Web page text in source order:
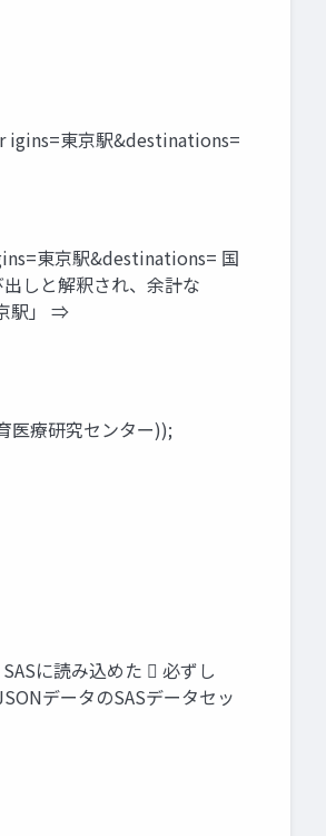
igins=東京駅&destinations=
東京駅&destinations= 国
しと解釈され、余計な
駅」 ⇒
療研究センター));
に読み込めた  必ずし
データのSASデータセッ